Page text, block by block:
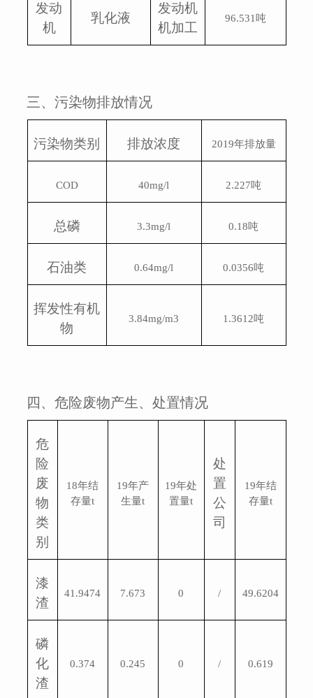
发动
机
乳化液
发动机
机加工
96.531 吨
三、污染物排放情况
污染物类别 排放浓度 2019年排放量
COD 40mg/l 2.227吨
总磷 3.3mg/l 0.18吨
石油类 0.64mg/l 0.0356吨
挥发性有机
物
3.84mg/m3 1.3612吨
四、危险废物产生、处置情况
危
险
废
物
类
别
18年结
存量t
19年产
生量t
19年处
置量t
处
置
公
司
19年结
存量t
漆
渣
41.9474 7.673 0 / 49.6204
磷
化
渣
0.374 0.245 0 / 0.619